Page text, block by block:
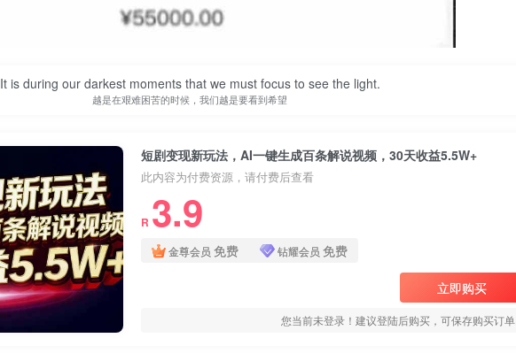
It is during our darkest moments that we must focus to see the light.
越是在艰难困苦的时候，我们越是要看到希望
短剧变现新玩法，AI一键生成百条解说视频，30天收益5.5W+
此内容为付费资源，请付费后查看
R 3.9
金尊会员 免费 钻耀会员 免费
立即购买
您当前未登录！建议登陆后购买，可保存购买订单